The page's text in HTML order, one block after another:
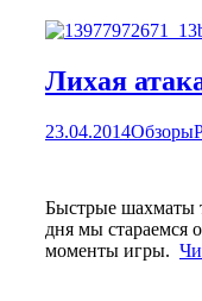
Лихая
23.04.2014Обзоры
Быстрые шахматы
дня мы стараемся
моменты игры.